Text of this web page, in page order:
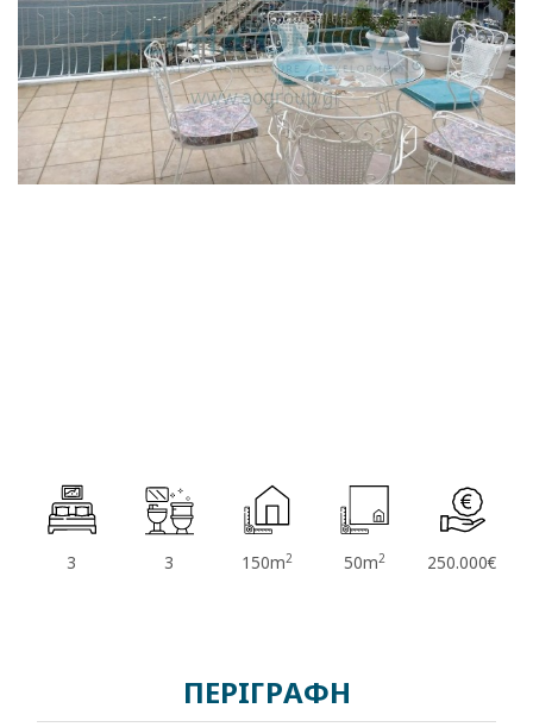
3 3 150m2 50m2 250.000€
ΠΕΡΙΓΡΑΦΗ